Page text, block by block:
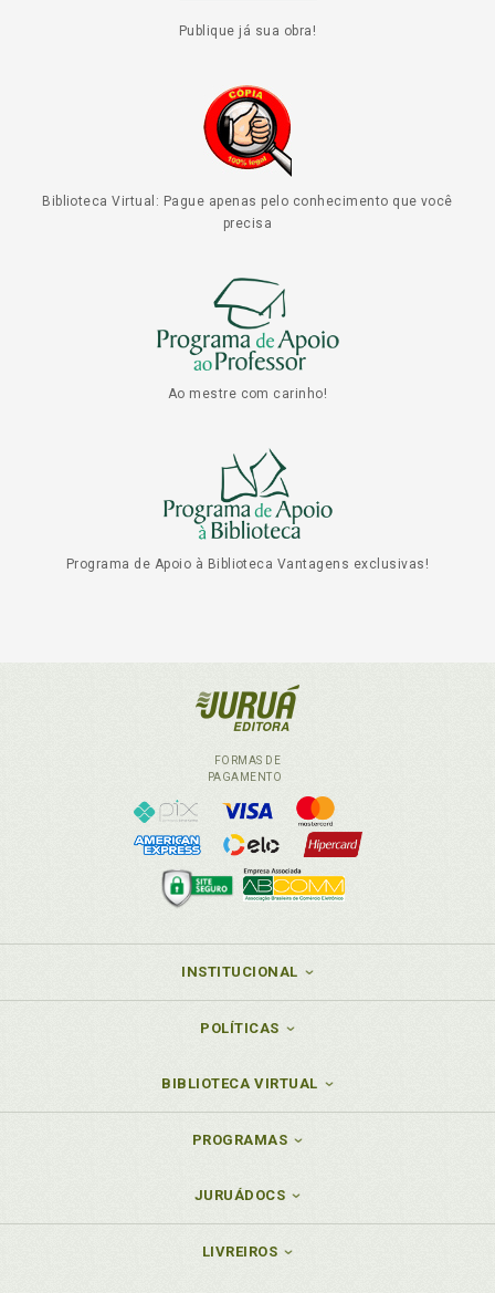
Publique já sua obra!
Biblioteca Virtual: Pague apenas pelo conhecimento que você
precisa
Ao mestre com carinho!
Programa de Apoio à Biblioteca Vantagens exclusivas!
FORMAS DE
PAGAMENTO
INSTITUCIONAL
POLÍTICAS
BIBLIOTECA VIRTUAL
PROGRAMAS
JURUÁDOCS
LIVREIROS